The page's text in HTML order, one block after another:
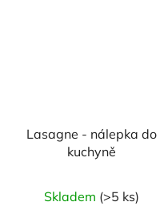
Lasagne - nálepka do
kuchyně
Skladem (>5 ks)